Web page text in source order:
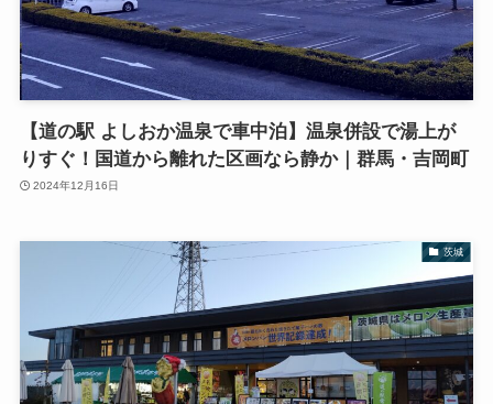
【道の駅 よしおか温泉で車中泊】温泉併設で湯上が
りすぐ！国道から離れた区画なら静か｜群馬・吉岡町
2024年12月16日
茨城